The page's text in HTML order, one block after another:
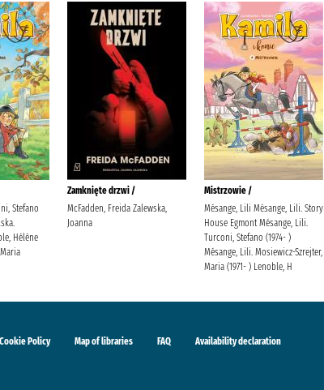
Stefano
Hélène
Zamknięte drzwi /
McFadden, Freida Zalewska,
Joanna
Mistrzowie /
Mésange, Lili Mésange, Lili. Story
House Egmont Mésange, Lili.
Turconi, Stefano (1974- )
Mésange, Lili. Mosiewicz-Szrejter,
Maria (1971- ) Lenoble, H
Policy Map of libraries FAQ Availability declaration